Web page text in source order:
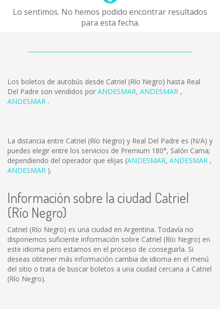
Lo sentimos. No hemos podido encontrar resultados
para esta fecha.
Los boletos de autobús desde Catriel (Río Negro) hasta Real
Del Padre son vendidos por ANDESMAR, ANDESMAR ,
ANDESMAR .
La distancia entre Catriel (Río Negro) y Real Del Padre es (N/A) y
puedes elegir entre los servicios de Premium 180°, Salón Cama;
dependiendo del operador que elijas (ANDESMAR, ANDESMAR ,
ANDESMAR ).
Información sobre la ciudad Catriel
(Río Negro)
Catriel (Río Negro) es una ciudad en Argentina. Todavía no
disponemos suficiente información sobre Catriel (Río Negro) en
este idioma pero estamos en el proceso de conseguirla. Si
deseas obtener más información cambia de idioma en el menú
del sitio o trata de buscar boletos a una ciudad cercana a Catriel
(Río Negro).